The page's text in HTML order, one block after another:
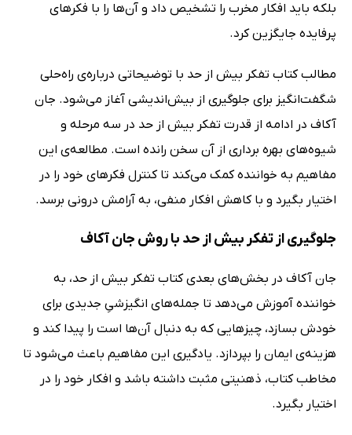
بلکه باید افکار مخرب را تشخیص داد و آن‌ها را با فکرهای
پرفایده جایگزین کرد.
مطالب کتاب تفکر بیش از حد با توضیحاتی درباره‌ی راه‌حلی
شگفت‌انگیز برای جلوگیری از بیش‌‌اندیشی آغاز می‌شود. جان
آکاف در ادامه از قدرت تفکر بیش از حد در سه مرحله و
شیوه‌های بهره برداری از آن سخن رانده است. مطالعه‌ی این
مفاهیم به خواننده کمک می‌کند تا کنترل فکرهای خود را در
اختیار بگیرد و با کاهش افکار منفی، به‌ آرامش درونی برسد.
جلوگیری از تفکر بیش از حد با روش جان آکاف
جان آکاف در بخش‌های بعدی کتاب تفکر بیش از حد، به
خواننده آموزش می‌دهد تا جمله‌های انگیزشیِ جدیدی برای
خودش بسازد، چیزهایی که به دنبال آن‌ها است را پیدا کند و
هزینه‌ی ایمان را بپردازد. یادگیری این مفاهیم باعث می‌شود تا
مخاطب کتاب، ذهنیتی مثبت داشته باشد و افکار خود را در
اختیار بگیرد.